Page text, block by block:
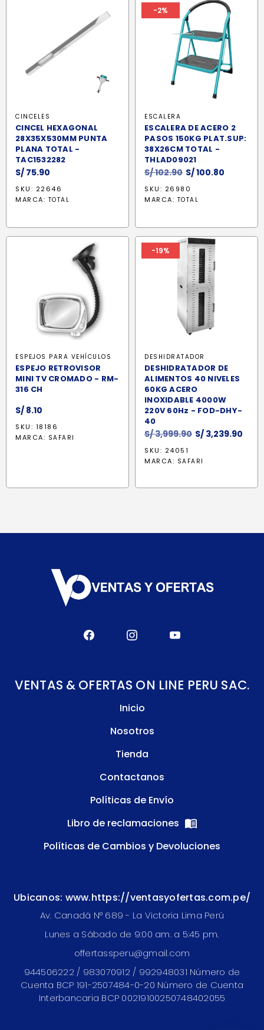
CINCELES
CINCEL HEXAGONAL
28X35X530MM PUNTA
PLANA TOTAL -
TAC1532282
S/ 75.90
SKU: 22646
MARCA: TOTAL
-2%
ESCALERA
ESCALERA DE ACERO 2
PASOS 150KG PLAT.SUP:
38X26CM TOTAL -
THLAD09021
S/102.90 El
precio
original
S/100.80
SKU: 26980
MARCA: TOTAL
ESPEJOS PARA VEHÍCULOS
ESPEJO RETROVISOR
MINI TV CROMADO - RM-
316 CH
S/ 8.10
SKU: 18186
MARCA: SAFARI
-19%
DESHIDRATADOR
DESHIDRATADOR DE
ALIMENTOS 40 NIVELES
60KG ACERO
INOXIDABLE 4000W
220V 60Hz - FOD-DHY-
40
S/3,999.90 El
original
S/ 3,239.90
SKU: 24051
MARCA: SAFARI
VENTAS & OFERTAS ON LINE PERU SAC.
Inicio
Nosotros
Tienda
Contactanos
Políticas de Envío
Libro de reclamaciones
Políticas de Cambios y Devoluciones
Ubicanos: www.https://ventasyofertas.com.pe/
Av. Canadá N° 689 - La Victoria Lima Perú
Lunes a Sábado de 9:00 am. a 5:45 pm.
offertassperu@gmail.com
944506222 / 983070912 / 992948031 Número de
Cuenta BCP 191-2507484-0-20 Número de Cuenta
Interbancaria BCP 00219100250748402055